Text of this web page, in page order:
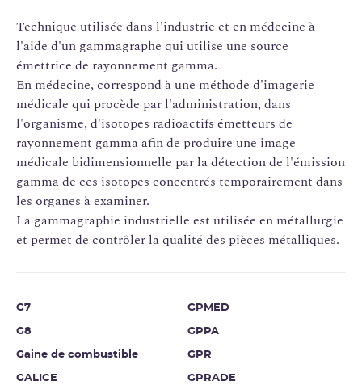
Technique utilisée dans l'industrie et en médecine à
l'aide d'un gammagraphe qui utilise une source
émettrice de rayonnement gamma.
En médecine, correspond à une méthode d'imagerie
médicale qui procède par l'administration, dans
l'organisme, d'isotopes radioactifs émetteurs de
rayonnement gamma afin de produire une image
médicale bidimensionnelle par la détection de l'émission
gamma de ces isotopes concentrés temporairement dans
les organes à examiner.
La gammagraphie industrielle est utilisée en métallurgie
et permet de contrôler la qualité des pièces métalliques.
G7
G8
Gaine de combustible
GALICE
GPMED
GPPA
GPR
GPRADE